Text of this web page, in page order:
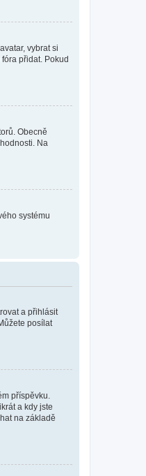
vybrat si
přidat. Pokud
Obecně
Na
systému
a přihlásit
posílat
příspěvku.
a kdy jste
na základě